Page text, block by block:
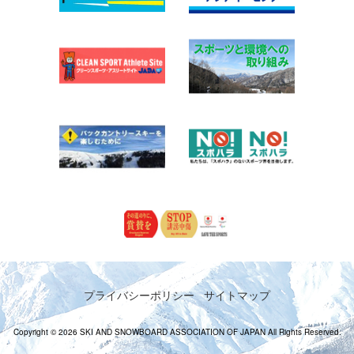
プライバシーポリシー サイトマップ
Copyright © 2026 SKI AND SNOWBOARD ASSOCIATION OF JAPAN All Rights Reserved.